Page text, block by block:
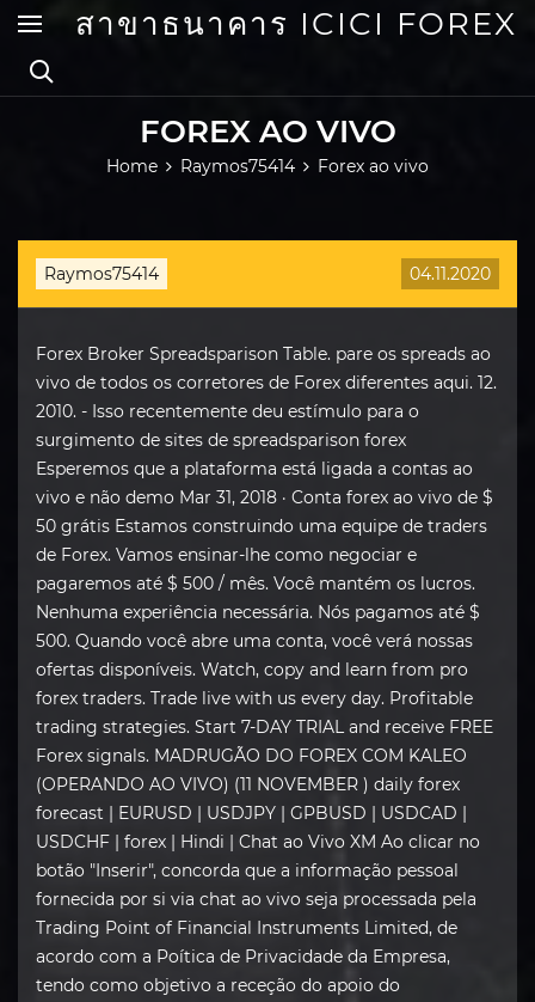
สาขาธนาคาร ICICI FOREX
FOREX AO VIVO
Home Raymos75414 Forex ao vivo
Raymos75414 04.11.2020
Forex Broker Spreadsparison Table. pare os spreads ao
vivo de todos os corretores de Forex diferentes aqui. 12.
2010. - Isso recentemente deu estímulo para o
surgimento de sites de spreadsparison forex
Esperemos que a plataforma está ligada a contas ao
vivo e não demo Mar 31, 2018 · Conta forex ao vivo de $
50 grátis Estamos construindo uma equipe de traders
de Forex. Vamos ensinar-lhe como negociar e
pagaremos até $ 500 / mês. Você mantém os lucros.
Nenhuma experiência necessária. Nós pagamos até $
500. Quando você abre uma conta, você verá nossas
ofertas disponíveis. Watch, copy and learn from pro
forex traders. Trade live with us every day. Profitable
trading strategies. Start 7-DAY TRIAL and receive FREE
Forex signals. MADRUGÃO DO FOREX COM KALEO
(OPERANDO AO VIVO) (11 NOVEMBER ) daily forex
forecast | EURUSD | USDJPY | GPBUSD | USDCAD |
USDCHF | forex | Hindi | Chat ao Vivo XM Ao clicar no
botão "Inserir", concorda que a informação pessoal
fornecida por si via chat ao vivo seja processada pela
Trading Point of Financial Instruments Limited, de
acordo com a Poítica de Privacidade da Empresa,
tendo como objetivo a receção do apoio do